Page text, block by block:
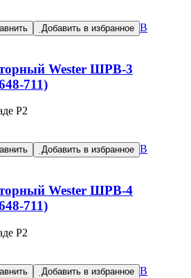
Добавить в избранное В
Wester ШРВ-3
711)
Р2
Добавить в избранное В
Wester ШРВ-4
711)
Р2
Добавить в избранное В